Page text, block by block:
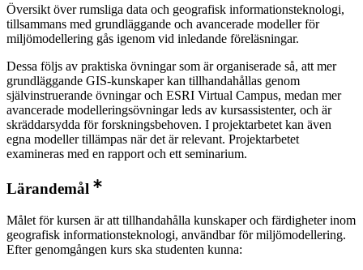
Översikt över rumsliga data och geografisk informationsteknologi,
tillsammans med grundläggande och avancerade modeller för
miljömodellering gås igenom vid inledande föreläsningar.
Dessa följs av praktiska övningar som är organiserade så, att mer
grundläggande GIS-kunskaper kan tillhandahållas genom
självinstruerande övningar och ESRI Virtual Campus, medan mer
avancerade modelleringsövningar leds av kursassistenter, och är
skräddarsydda för forskningsbehoven. I projektarbetet kan även
egna modeller tillämpas när det är relevant. Projektarbetet
examineras med en rapport och ett seminarium.
Lärandemål
Målet för kursen är att tillhandahålla kunskaper och färdigheter inom
geografisk informationsteknologi, användbar för miljömodellering.
Efter genomgången kurs ska studenten kunna: